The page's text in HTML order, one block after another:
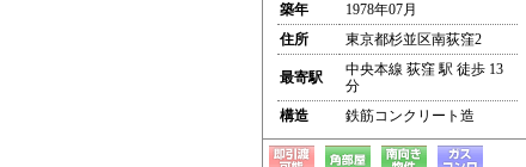
築年
1978年07月
住所
東京都杉並区南荻窪2
最寄駅
中央本線 荻窪 駅 徒歩 13
分
構造
鉄筋コンクリート造